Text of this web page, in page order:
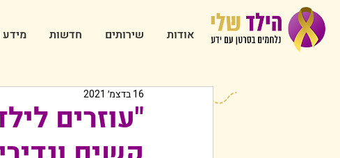
אודות שירותים חדשות מידע
"עוזרים
16 בדצמ׳ 2021